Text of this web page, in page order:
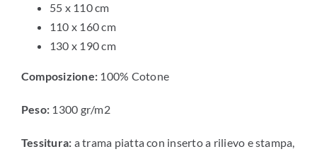
55 x 110 cm
110 x 160 cm
130 x 190 cm
Composizione: 100% Cotone
Peso: 1300 gr/m2
Tessitura: a trama piatta con inserto a rilievo e stampa,